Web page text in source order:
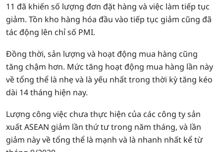
11 đã khiến số lượng đơn đặt hàng và việc làm tiếp tục
giảm. Tồn kho hàng hóa đầu vào tiếp tục giảm cũng đã
tác động lên chỉ số PMI.
Đồng thời, sản lượng và hoạt động mua hàng cũng
tăng chậm hơn. Mức tăng hoạt động mua hàng lần này
về tổng thể là nhẹ và là yếu nhất trong thời kỳ tăng kéo
dài 14 tháng hiện nay.
Lượng công việc chưa thực hiện của các công ty sản
xuất ASEAN giảm lần thứ tư trong năm tháng, và lần
giảm này về tổng thể là mạnh và là nhanh nhất kể từ